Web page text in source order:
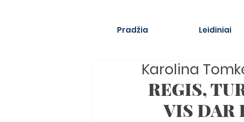
Pradžia Leidiniai
Karolina
REGIS,
VIS DAR